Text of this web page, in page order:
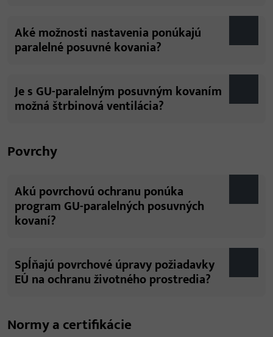
Aké možnosti nastavenia ponúkajú
paralelné posuvné kovania?
Je s GU-paralelným posuvným kovaním
možná štrbinová ventilácia?
Povrchy
Akú povrchovú ochranu ponúka
program GU-paralelných posuvných
kovaní?
Spĺňajú povrchové úpravy požiadavky
EÚ na ochranu životného prostredia?
Normy a certifikácie